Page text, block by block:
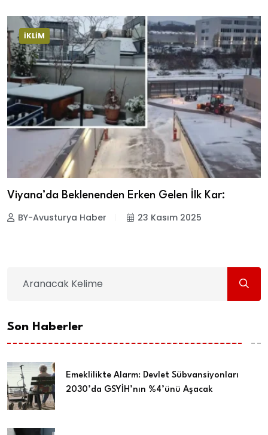
İKLIM
Viyana’da Beklenenden Erken Gelen İlk Kar:
BY-Avusturya Haber 23 Kasım 2025
Son Haberler
Emeklilikte Alarm: Devlet Sübvansiyonları
2030’da GSYİH’nın %4’ünü Aşacak